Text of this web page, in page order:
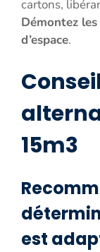
cartons,
Démontez
d’espace.
15m3
est